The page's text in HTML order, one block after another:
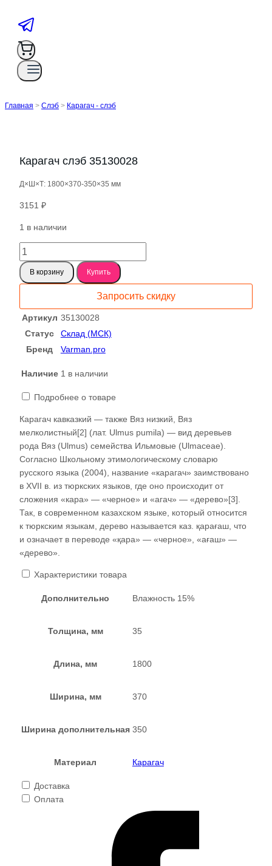
Главная > Слэб > Карагач - слэб
Карагач слэб 35130028
Д×Ш×Т: 1800×370-350×35 мм
3151 ₽
1 в наличии
Количество
товара
Карагач
слэб
В корзину Купить
Запросить скидку
Артикул 35130028
Статус
Склад (МСК)
Бренд
Varman.pro
Наличие 1 в наличии
Подробнее о товаре
Карагач кавказкий — также Вяз низкий, Вяз
мелколистный[2] (лат. Ulmus pumila) — вид деревьев
рода Вяз (Ulmus) семейства Ильмовые (Ulmaceae).
Согласно Школьному этимологическому словарю
русского языка (2004), название «карагач» заимствовано
в XVII в. из тюркских языков, где оно происходит от
сложения «кара» — «черное» и «агач» — «дерево»[3].
Так, в современном казахском языке, который относится
к тюркским языкам, дерево называется каз. қарағаш, что
и означает в переводе «қара» — «черное», «ағаш» —
«дерево».
Характеристики товара
Дополнительно Влажность 15%
Толщина, мм 35
Длина, мм 1800
Ширина, мм 370
Ширина дополнительная 350
Материал Карагач
Доставка
Оплата